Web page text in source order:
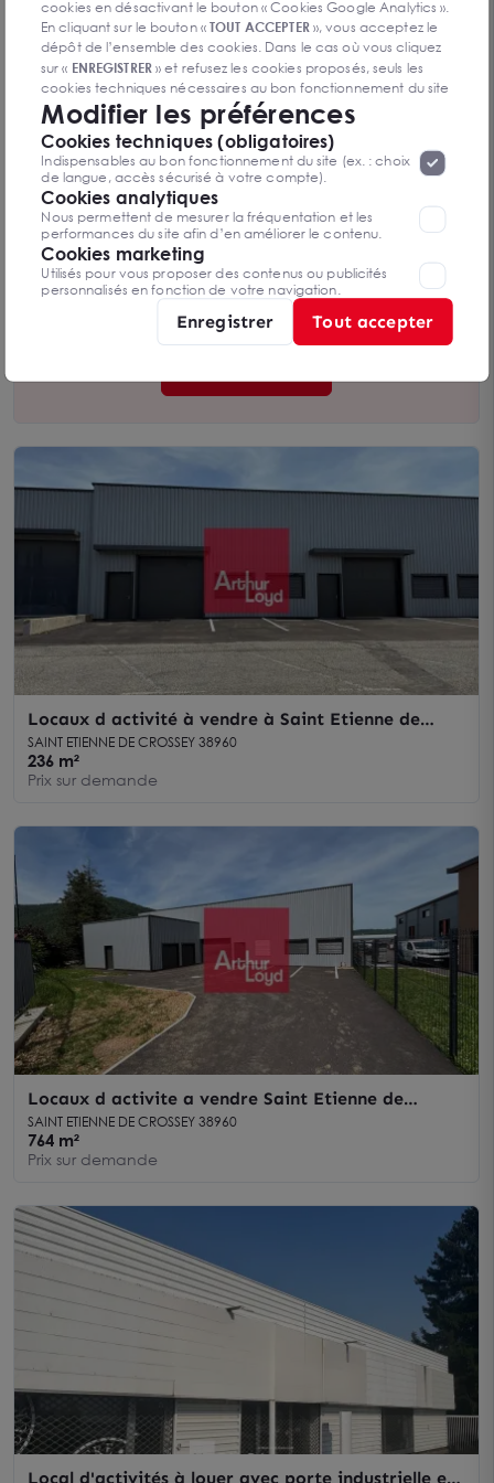
Locaux d activité à vendre à Saint-Quentin-sur-
Isere avec vaste terrain de 1 5 Ha
SAINT QUENTIN SUR ISERE 38210
1 555 m²
Dès 2 310 000 € HD
Vous n’avez pas trouvé l’offre qui
vous convient ?
Locaux d activité à vendre à Saint Etienne de
Crossey réhabilitation complète
SAINT ETIENNE DE CROSSEY 38960
236 m²
Prix sur demande
Locaux d activite a vendre Saint Etienne de
Crossey batiment rehabilite 764 m2
SAINT ETIENNE DE CROSSEY 38960
764 m²
Prix sur demande
Local d'activités à louer avec porte industrielle et
cookies en désactivant le bouton « Cookies Google Analytics ».
En cliquant sur le bouton «TOUT ACCEPTER», vous acceptez le
dépôt de l’ensemble des cookies. Dans le cas où vous cliquez
sur « ENREGISTRER» et refusez les cookies proposés, seuls les
cookies techniques nécessaires au bon fonctionnement du site
seront déposés. Pour plus d’informations, vous pouvez consulter
«Protection des données à caractère
personnel ».Lorsque vous naviguez sur notre site internet, il
peut être amenée à déposer des cookies. Vous avez la
possibilité de désactiver les cookies, ces réglages ne seront
valables que sur le navigateur que vous utilisez actuellement
Modifier les préférences
Cookies techniques (obligatoires)
Indispensables au bon fonctionnement du site (ex. : choix
de langue, accès sécurisé à votre compte).
Cookies analytiques
Nous permettent de mesurer la fréquentation et les
performances du site afin d’en améliorer le contenu.
Cookies marketing
Utilisés pour vous proposer des contenus ou publicités
personnalisés en fonction de votre navigation.
Enregistrer Tout accepter